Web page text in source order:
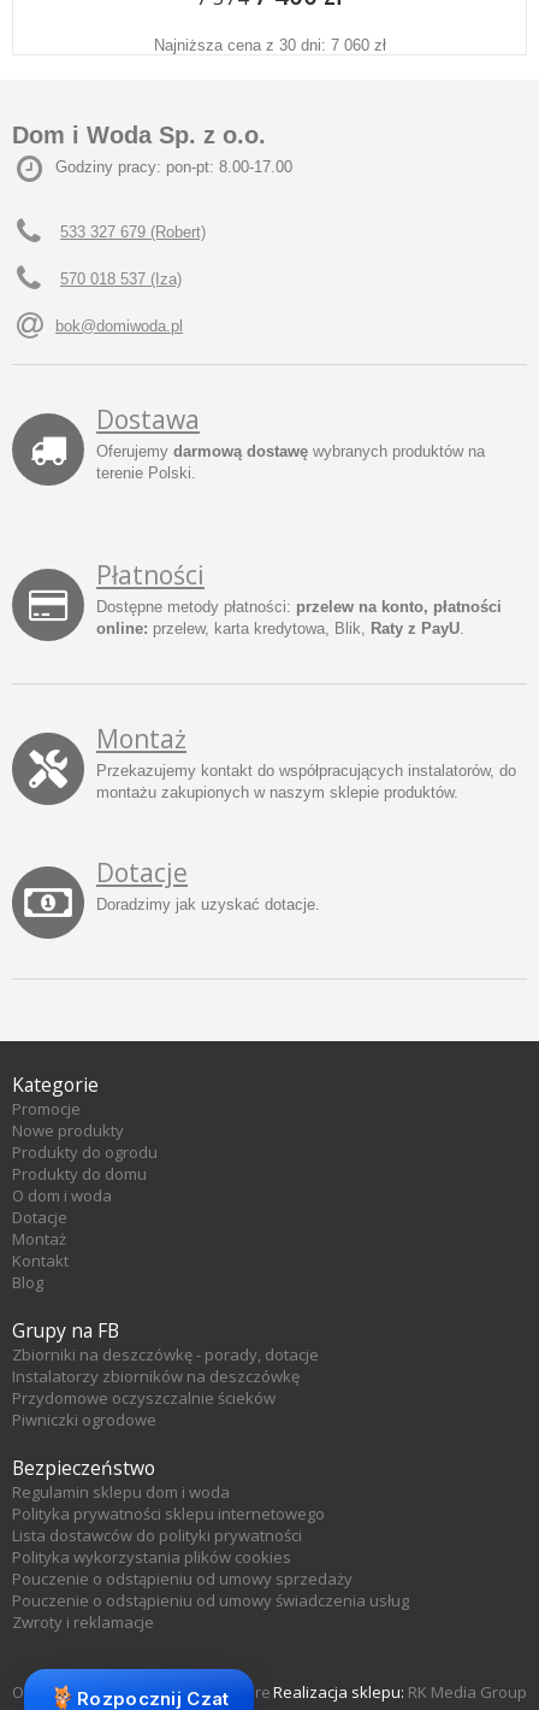
Najniższa cena z 30 dni: 7 060 zł
Dom i Woda Sp. z o.o.
Godziny pracy: pon-pt: 8.00-17.00
533 327 679 (Robert)
570 018 537 (Iza)
bok@domiwoda.pl
Dostawa
Oferujemy darmową dostawę wybranych produktów na
terenie Polski.
Płatności
Dostępne metody płatności: przelew na konto, płatności
online: przelew, karta kredytowa, Blik, Raty z PayU
Montaż
Przekazujemy kontakt do współpracujących instalatorów, do
montażu zakupionych w naszym sklepie produktów.
Dotacje
Doradzimy jak uzyskać dotacje.
Kategorie
Promocje
Nowe produkty
Produkty do ogrodu
Produkty do domu
O dom i woda
Dotacje
Montaż
Kontakt
Blog
Grupy na FB
Zbiorniki na deszczówkę - porady, dotacje
Instalatorzy zbiorników na deszczówkę
Przydomowe oczyszczalnie ścieków
Piwniczki ogrodowe
Bezpieczeństwo
Regulamin sklepu dom i woda
Polityka prywatności sklepu internetowego
Lista dostawców do polityki prywatności
Polityka wykorzystania plików cookies
Pouczenie o odstąpieniu od umowy sprzedaży
Pouczenie o odstąpieniu od umowy świadczenia usług
Zwroty i reklamacje
Realizacja sklepu: RK Media Group
Oprogramowanie sklepu KQS.store
Rozpocznij Czat